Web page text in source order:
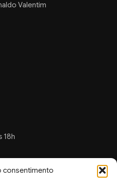
consentimento
Valentim
18h